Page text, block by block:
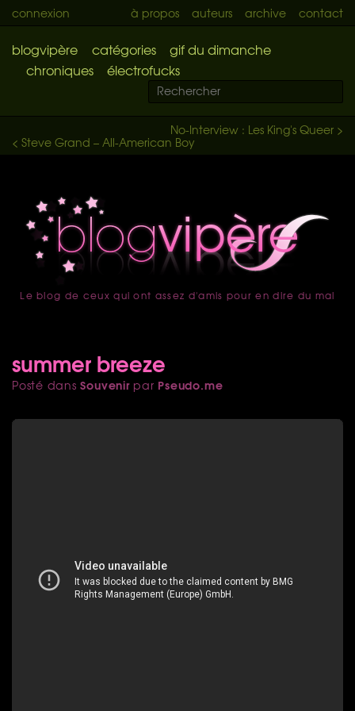
connexion à propos auteurs archive contact
blogvipère catégories
gif du dimanche
chroniques
électrofucks
No-Interview : Les King's Queer >
< Steve Grand – All-American Boy
accueil
Le blog de ceux qui ont assez d'amis pour en dire du mal
summer breeze
Posté dansSouvenirpar Pseudo.me